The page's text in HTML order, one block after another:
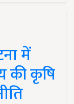
में
की कृषि